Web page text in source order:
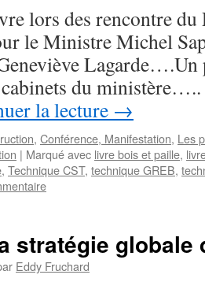
lors des rencontre
le Ministre Michel
du
la lecture →
, Conférence, Manifestation, Les
| Marqué avec livre bois et paille,
, Technique CST, technique GREB,
stratégie globale
Eddy Fruchard